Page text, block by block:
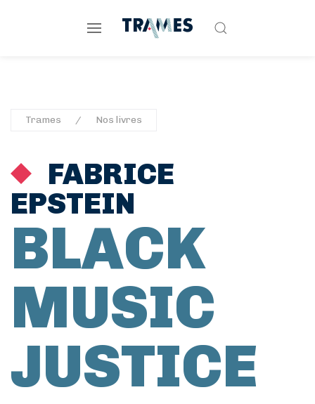
Trames Nos livres
FABRICE
EPSTEIN
BLACK
MUSIC
JUSTICE